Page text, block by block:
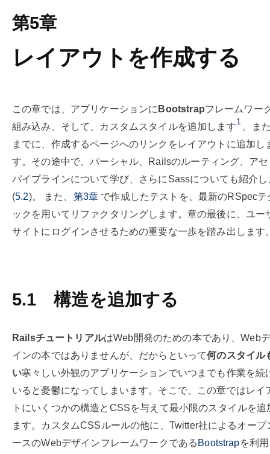
第5章
レイアウトを作成する
この章では、アプリケーションに Bootstrapフレームワー
組み込み、そして、カスタムスタイルを追加します1 。ま
までに、作成するページへのリンクをレイアウトに追加し
す。その途中で、パーシャル、Railsのルーティング、ア
パイプラインについて学び、さらにSassについても紹介し
(5.2)。 また、 第3章 で作成したテストを、最新のRSpecテ
ックを用いてリファクタリングします。章の最後に、ユー
サイトにログインさせるための重要な一歩を踏み出します
5.1 構造を追加する
RailsチュートリアルはWeb開発のための本であり、Web
インの本ではありませんが、だからといって何のスタイル
い寒々しい外観のアプリケーションでいつまでも作業を続
いると憂鬱になってしまいます。そこで、この章ではレイ
トにいくつかの構造とCSSを与えて最小限のスタイルを追
ます。カスタムCSSルールの他に、Twitter社によるオープ
ースのWebデザインフレームワークである Bootstrapを利